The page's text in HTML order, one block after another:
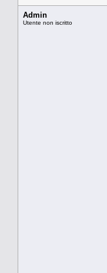
Admin
Utente non iscritto